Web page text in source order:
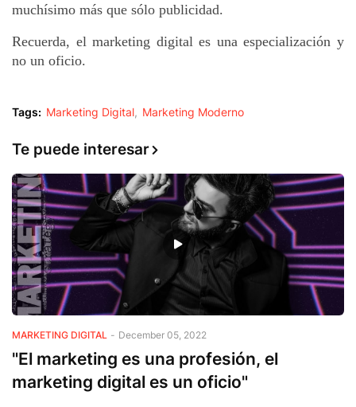
muchísimo más que sólo publicidad.
Recuerda, el marketing digital es una especialización y
no un oficio.
Tags: Marketing Digital Marketing Moderno
Te puede interesar
MARKETING DIGITAL - December 05, 2022
"El marketing es una profesión, el
marketing digital es un oficio"